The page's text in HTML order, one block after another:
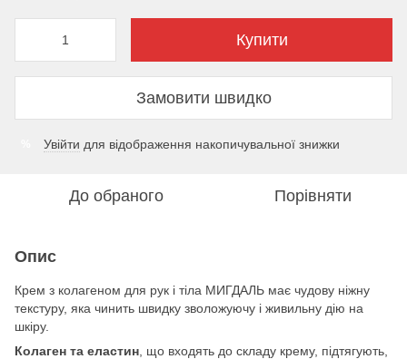
Купити
Замовити швидко
Увійти для відображення накопичувальної знижки
До обраного Порівняти
Опис
Крем з колагеном для рук і тіла МИГДАЛЬ має чудову ніжну
текстуру, яка чинить швидку зволожуючу і живильну дію на
шкіру.
Колаген та еластин , що входять до складу крему, підтягують,